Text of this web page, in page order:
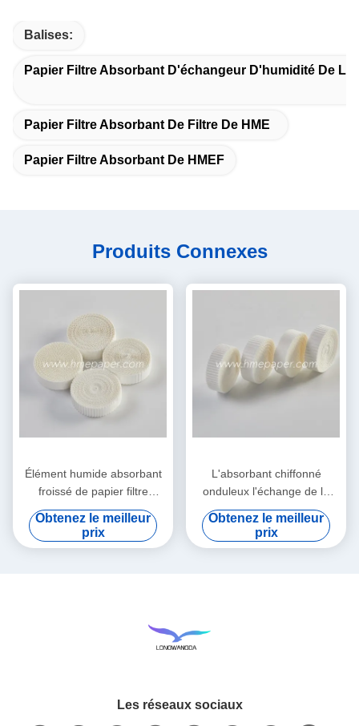
Balises:
Papier Filtre Absorbant D'échangeur D'humidité De La
Papier Filtre Absorbant De Filtre De HME
Papier Filtre Absorbant De HMEF
Produits Connexes
Élément humide absorbant
froissé de papier filtre
d'échangeur de la chaleur et
d'humidité
Obtenez le meilleur
prix
L'absorbant chiffonné
onduleux l'échange de la
chaleur et d'humidité de
papier filtre
Obtenez le meilleur
prix
Les réseaux sociaux